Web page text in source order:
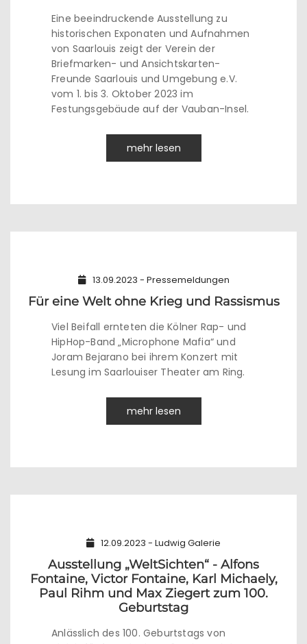
Eine beeindruckende Ausstellung zu
historischen Exponaten und Aufnahmen
von Saarlouis zeigt der Verein der
Briefmarken- und Ansichtskarten-
Freunde Saarlouis und Umgebung e.V.
vom 1. bis 3. Oktober 2023 im
Festungsgebäude auf der Vauban-Insel.
mehr lesen
13.09.2023 - Pressemeldungen
Für eine Welt ohne Krieg und Rassismus
Viel Beifall ernteten die Kölner Rap- und
HipHop-Band „Microphone Mafia“ und
Joram Bejarano bei ihrem Konzert mit
Lesung im Saarlouiser Theater am Ring.
mehr lesen
12.09.2023 - Ludwig Galerie
Ausstellung „WeltSichten“ - Alfons
Fontaine, Victor Fontaine, Karl Michaely,
Paul Rihm und Max Ziegert zum 100.
Geburtstag
Anlässlich des 100. Geburtstags von